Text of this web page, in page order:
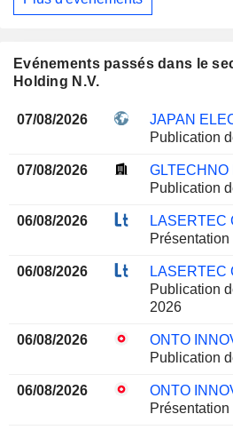
Evénements passés dans le
Holding N.V.
07/08/2026
Publication
07/08/2026
GLTECHNO
Publication
06/08/2026
LASERTEC
06/08/2026
LASERTEC
Publication
2026
06/08/2026
ONTO
Publication
06/08/2026
ONTO